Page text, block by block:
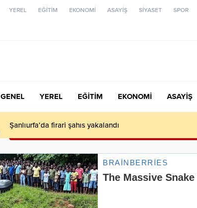
YEREL EĞİTİM EKONOMİ ASAYİŞ SİYASET SPOR
GENEL YEREL EĞİTİM EKONOMİ ASAYİŞ
Şanlıurfa’da firari şahıs yakalandı